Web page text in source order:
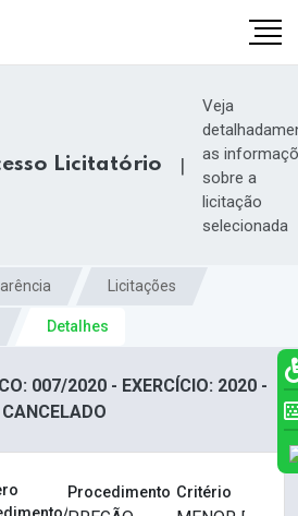
Licitatório |
Veja
as
sobre a
licitação
selecionada
Licitações
Detalhes
007/2020 - EXERCÍCIO: 2020 -
CANCELADO
Procedimento Critério